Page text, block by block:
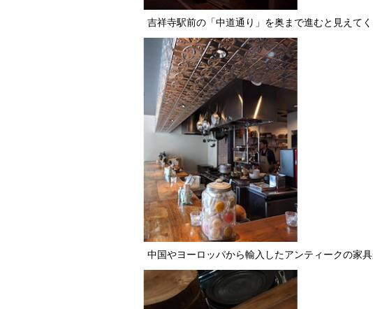
吉祥寺駅前の「中道通り」を奥まで進むと見えて
中国やヨーロッパから輸入したアンティークの家